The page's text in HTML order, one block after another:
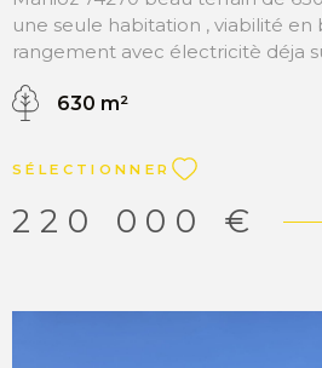
une seule habitation , viabilité
rangement avec électricitè déja
situé dans un environnement
Niché dans un secteur
offre un cadre de vie agréable
tranquillité tout en restant
des grands axes. Sa situation
travailleurs frontaliers ou pour
630 m²
SÉLECTIONNER
220 000 €